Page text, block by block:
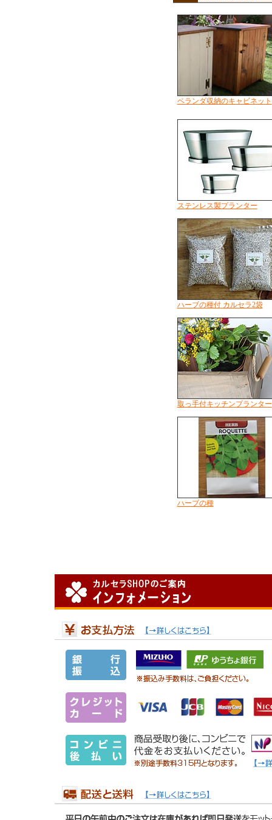
ベランダ収納のキャビネット
ステンレス製プランター
ハーブの種付 カルセラ2袋
取っ手付キッチンプランター
ハーブの種